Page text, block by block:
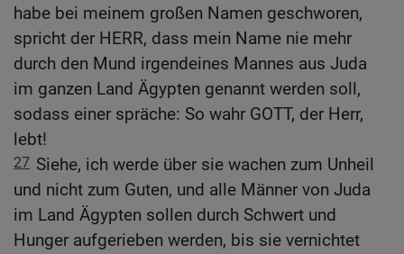
habe bei meinem großen Namen geschworen,
spricht der HERR, dass mein Name nie mehr
durch den Mund irgendeines Mannes aus Juda
im ganzen Land Ägypten genannt werden soll,
sodass einer spräche: So wahr GOTT, der Herr,
lebt!
27 Siehe, ich werde über sie wachen zum Unheil
und nicht zum Guten, und alle Männer von Juda
im Land Ägypten sollen durch Schwert und
Hunger aufgerieben werden, bis sie vernichtet